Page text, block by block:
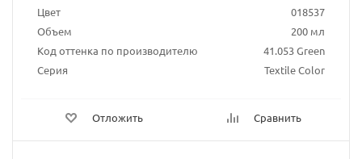
Цвет
018537
Объем
200 мл
Код оттенка по производителю
41.053 Green
Серия
Textile Color
Отложить Сравнить